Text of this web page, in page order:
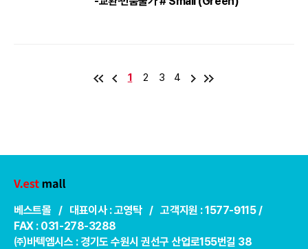
1 2 3 4
베스트몰 / 대표이사 : 고영탁 / 고객지원 : 1577-9115 /
FAX : 031-278-3288
㈜바텍엠시스 : 경기도 수원시 권선구 산업로155번길 38